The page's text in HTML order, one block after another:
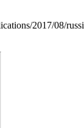
2017/08/